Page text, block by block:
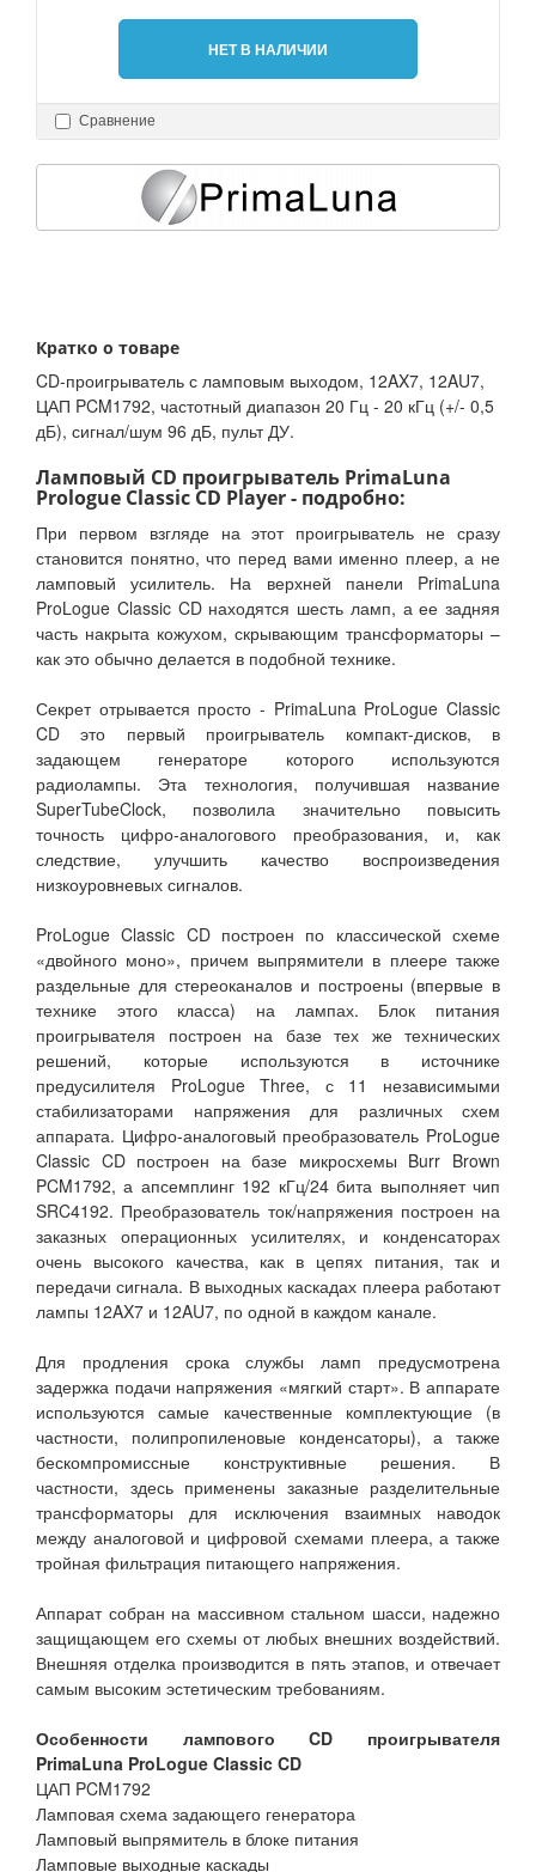
НЕТ В НАЛИЧИИ
Сравнение
Кратко о товаре
CD-проигрыватель с ламповым выходом, 12AX7, 12AU7,
ЦАП PCM1792, частотный диапазон 20 Гц - 20 кГц (+/- 0,5
дБ), сигнал/шум 96 дБ, пульт ДУ.
Ламповый CD проигрыватель PrimaLuna
Prologue Classic CD Player - подробно:
При первом взгляде на этот проигрыватель не сразу
становится понятно, что перед вами именно плеер, а не
ламповый усилитель. На верхней панели PrimaLuna
ProLogue Classic CD находятся шесть ламп, а ее задняя
часть накрыта кожухом, скрывающим трансформаторы –
как это обычно делается в подобной технике.
Секрет отрывается просто - PrimaLuna ProLogue Classic
CD это первый проигрыватель компакт-дисков, в
задающем генераторе которого используются
радиолампы. Эта технология, получившая название
SuperTubeClock, позволила значительно повысить
точность цифро-аналогового преобразования, и, как
следствие, улучшить качество воспроизведения
низкоуровневых сигналов.
ProLogue Classic CD построен по классической схеме
«двойного моно», причем выпрямители в плеере также
раздельные для стереоканалов и построены (впервые в
технике этого класса) на лампах. Блок питания
проигрывателя построен на базе тех же технических
решений, которые используются в источнике
предусилителя ProLogue Three, с 11 независимыми
стабилизаторами напряжения для различных схем
аппарата. Цифро-аналоговый преобразователь ProLogue
Classic CD построен на базе микросхемы Burr Brown
PCM1792, а апсемплинг 192 кГц/24 бита выполняет чип
SRC4192. Преобразователь ток/напряжения построен на
заказных операционных усилителях, и конденсаторах
очень высокого качества, как в цепях питания, так и
передачи сигнала. В выходных каскадах плеера работают
лампы 12AX7 и 12AU7, по одной в каждом канале.
Для продления срока службы ламп предусмотрена
задержка подачи напряжения «мягкий старт». В аппарате
используются самые качественные комплектующие (в
частности, полипропиленовые конденсаторы), а также
бескомпромиссные конструктивные решения. В
частности, здесь применены заказные разделительные
трансформаторы для исключения взаимных наводок
между аналоговой и цифровой схемами плеера, а также
тройная фильтрация питающего напряжения.
Аппарат собран на массивном стальном шасси, надежно
защищающем его схемы от любых внешних воздействий.
Внешняя отделка производится в пять этапов, и отвечает
самым высоким эстетическим требованиям.
Особенности лампового CD проигрывателя
PrimaLuna ProLogue Classic CD
ЦАП PCM1792
Ламповая схема задающего генератора
Ламповый выпрямитель в блоке питания
Ламповые выходные каскады